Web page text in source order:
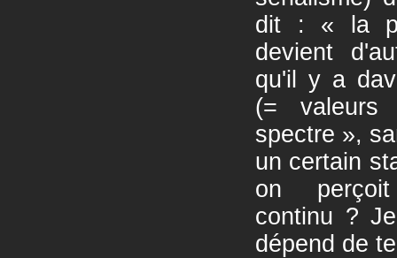
dit : « la
devient
qu'il y a
(= valeurs
spectre »,
un certain
on
continu ?
dépend de